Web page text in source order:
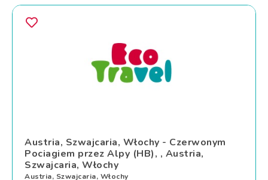
Austria, Szwajcaria, Włochy - Czerwonym
Pociagiem przez Alpy (HB), , Austria,
Szwajcaria, Włochy
Austria, Szwajcaria, Włochy